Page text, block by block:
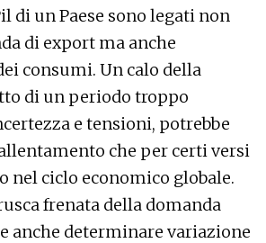
di un Paese sono legati non
di export ma anche
consumi. Un calo della
di un periodo troppo
e tensioni, potrebbe
che per certi versi
nel ciclo economico globale.
frenata della domanda
anche determinare variazione